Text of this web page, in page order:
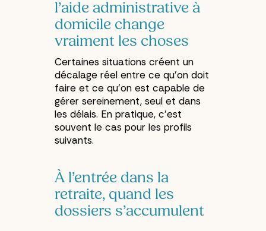
l’aide administrative à
domicile change
vraiment les choses
Certaines situations créent un
décalage réel entre ce qu’on doit
faire et ce qu’on est capable de
gérer sereinement, seul et dans
les délais. En pratique, c’est
souvent le cas pour les profils
suivants.
À l’entrée dans la
retraite, quand les
dossiers s’accumulent